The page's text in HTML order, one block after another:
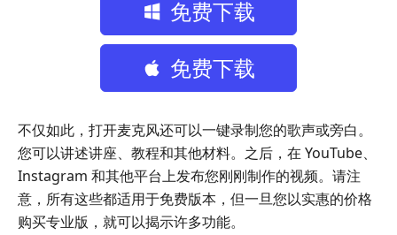
免费下载
免费下载
不仅如此，打开麦克风还可以一键录制您的歌声或旁白。
您可以讲述讲座、教程和其他材料。之后，在 YouTube、
Instagram 和其他平台上发布您刚刚制作的视频。请注
意，所有这些都适用于免费版本，但一旦您以实惠的价格
购买专业版，就可以揭示许多功能。